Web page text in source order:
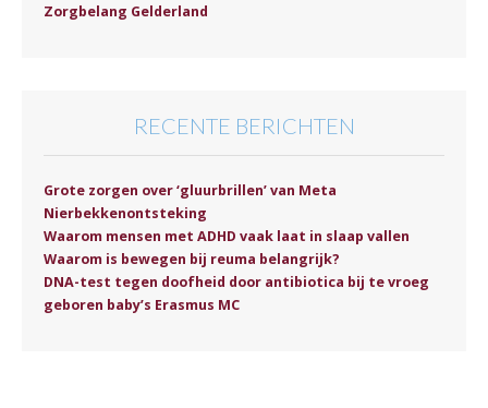
Zorgbelang Gelderland
RECENTE BERICHTEN
Grote zorgen over ‘gluurbrillen’ van Meta
Nierbekkenontsteking
Waarom mensen met ADHD vaak laat in slaap vallen
Waarom is bewegen bij reuma belangrijk?
DNA-test tegen doofheid door antibiotica bij te vroeg
geboren baby’s Erasmus MC